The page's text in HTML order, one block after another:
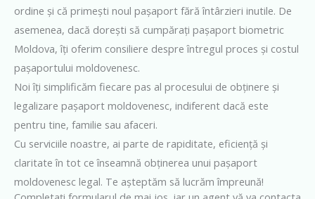
ordine și că primești noul pașaport fără întârzieri inutile. De
asemenea, dacă dorești să cumpărați pașaport biometric
Moldova, îți oferim consiliere despre întregul proces și costul
pașaportului moldovenesc.
Noi îți simplificăm fiecare pas al procesului de obținere și
legalizare pașaport moldovenesc, indiferent dacă este
pentru tine, familie sau afaceri.
Cu serviciile noastre, ai parte de rapiditate, eficiență și
claritate în tot ce înseamnă obținerea unui pașaport
moldovenesc legal. Te așteptăm să lucrăm împreună!